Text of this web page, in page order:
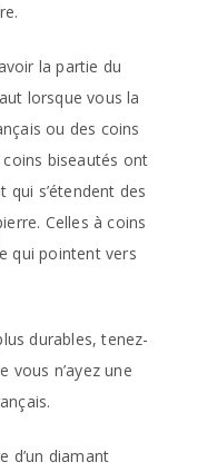
la partie du
lorsque vous la
ou des coins
biseautés ont
s’étendent des
Celles à coins
qui pointent vers
durables, tenez-
vous n’ayez une
d’un diamant